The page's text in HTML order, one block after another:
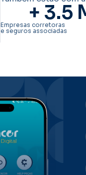
+ 3.5
Empresas corretoras
e seguros associadas